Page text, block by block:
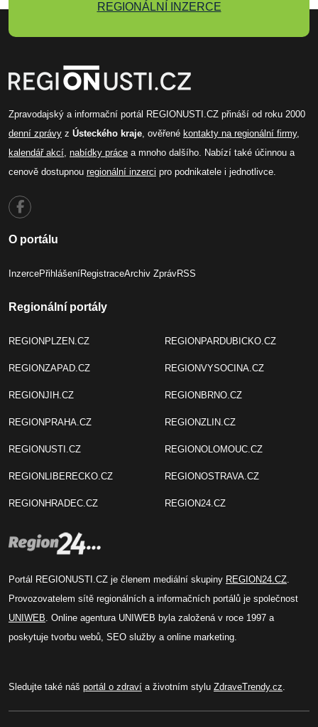
REGIONÁLNÍ INZERCE
Zpravodajský a informační portál REGIONUSTI.CZ přináší od roku 2000
denní zprávy z Ústeckého kraje, ověřené kontakty na regionální firmy,
kalendář akcí, nabídky práce a mnoho dalšího. Nabízí také účinnou a
cenově dostupnou regionální inzerci pro podnikatele i jednotlivce.
O portálu
InzercePřihlášeníRegistraceArchiv ZprávRSS
Regionální portály
REGIONPLZEN.CZ
REGIONZAPAD.CZ
REGIONJIH.CZ
REGIONPRAHA.CZ
REGIONUSTI.CZ
REGIONLIBERECKO.CZ
REGIONHRADEC.CZ
REGIONPARDUBICKO.CZ
REGIONVYSOCINA.CZ
REGIONBRNO.CZ
REGIONZLIN.CZ
REGIONOLOMOUC.CZ
REGIONOSTRAVA.CZ
REGION24.CZ
Portál REGIONUSTI.CZ je členem mediální skupiny REGION24.CZ.
Provozovatelem sítě regionálních a informačních portálů je společnost
UNIWEB. Online agentura UNIWEB byla založená v roce 1997 a
poskytuje tvorbu webů, SEO služby a online marketing.
Sledujte také náš portál o zdraví a životním stylu ZdraveTrendy.cz.